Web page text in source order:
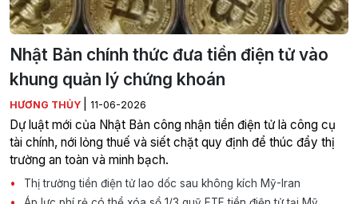
Nhật Bản chính thức đưa tiền điện tử vào
khung quản lý chứng khoán
HƯƠNG THỦY 11-06-2026
Dự luật mới của Nhật Bản công nhận tiền điện tử là công cụ
tài chính, nới lỏng thuế và siết chặt quy định để thúc đẩy thị
trường an toàn và minh bạch.
Thị trường tiền điện tử lao dốc sau không kích Mỹ-Iran